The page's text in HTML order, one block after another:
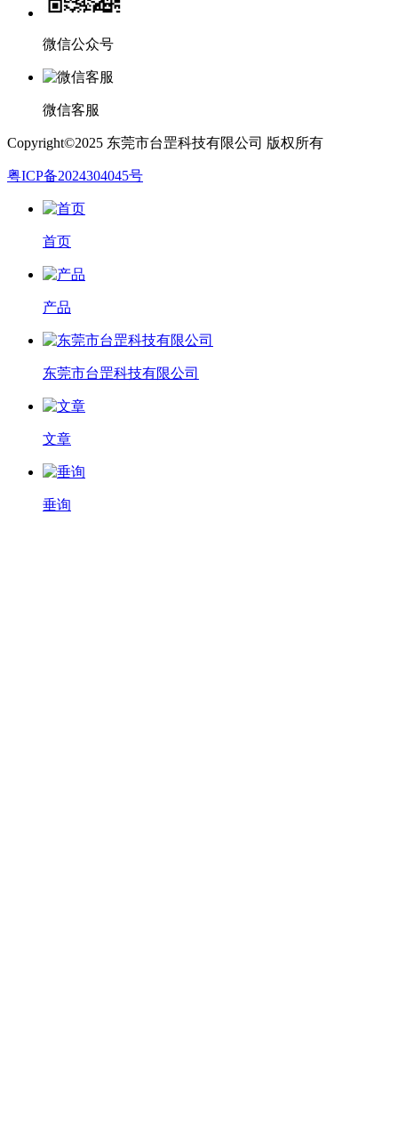
微信公众号
微信客服
Copyright©2025 东莞市台罡科技有限公司 版权所有
粤ICP备2024304045号
首页
产品
东莞市台罡科技有限公司
文章
垂询